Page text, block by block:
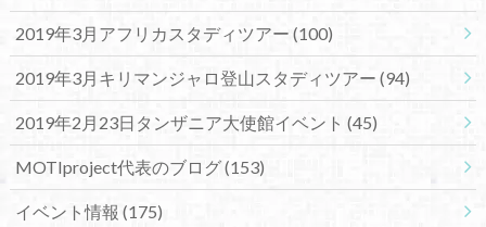
2019年3月アフリカスタディツアー (100)
2019年3月キリマンジャロ登山スタディツアー (94)
2019年2月23日タンザニア大使館イベント (45)
MOTIproject代表のブログ(153)
イベント情報 (175)